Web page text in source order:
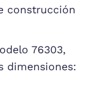
construcción
76303,
dimensiones: